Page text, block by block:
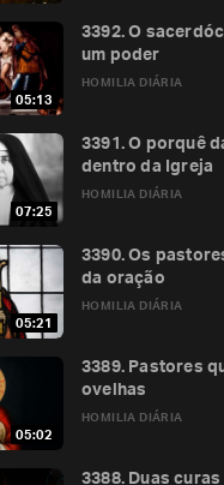
05:13
HOMILIA DIÁRIA
3392. O
um poder
07:25
HOMILIA DIÁRIA
3391. O porquê
dentro da Igreja
05:21
HOMILIA DIÁRIA
3390. Os
da oração
05:02
HOMILIA DIÁRIA
3389. Pastores
ovelhas
3388. Duas